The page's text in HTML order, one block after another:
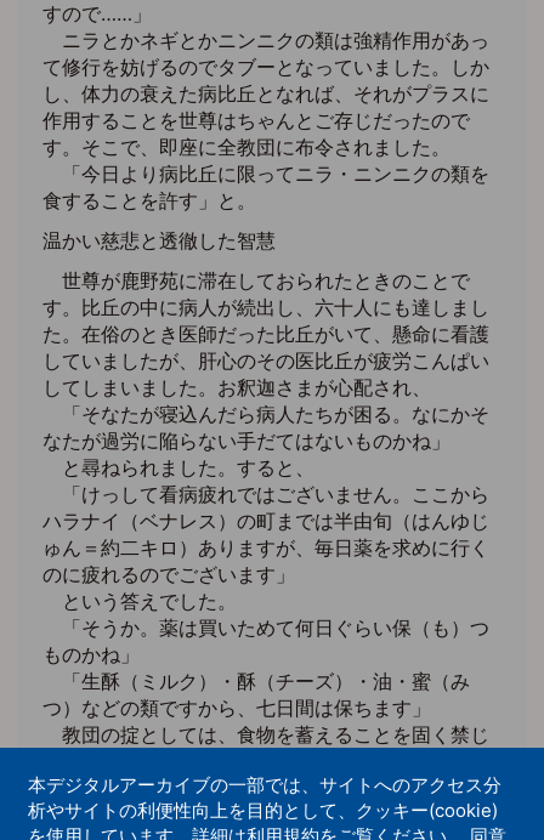
すので……」
ニラとかネギとかニンニクの類は強精作用があっ
て修行を妨げるのでタブーとなっていました。しか
し、体力の衰えた病比丘となれば、それがプラスに
作用することを世尊はちゃんとご存じだったので
す。そこで、即座に全教団に布令されました。
「今日より病比丘に限ってニラ・ニンニクの類を
食することを許す」と。
温かい慈悲と透徹した智慧
世尊が鹿野苑に滞在しておられたときのことで
す。比丘の中に病人が続出し、六十人にも達しまし
た。在俗のとき医師だった比丘がいて、懸命に看護
していましたが、肝心のその医比丘が疲労こんぱい
してしまいました。お釈迦さまが心配され、
「そなたが寝込んだら病人たちが困る。なにかそ
なたが過労に陥らない手だてはないものかね」
と尋ねられました。すると、
「けっして看病疲れではございません。ここから
ハラナイ（ベナレス）の町までは半由旬（はんゆじ
ゅん＝約二キロ）ありますが、毎日薬を求めに行く
のに疲れるのでございます」
という答えでした。
「そうか。薬は買いためて何日ぐらい保（も）つ
ものかね」
「生酥（ミルク）・酥（チーズ）・油・蜜（み
つ）などの類ですから、七日間は保ちます」
教団の掟としては、食物を蓄えることを固く禁じ
だったのでしょう。しかし、六十人もの病人を助け
るためとなれば話は別です。世尊はただちに、
本デジタルアーカイブの一部では、サイトへのアクセス分
析やサイトの利便性向上を目的として、クッキー(cookie)